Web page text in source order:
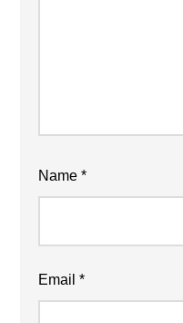
Name*
Email*